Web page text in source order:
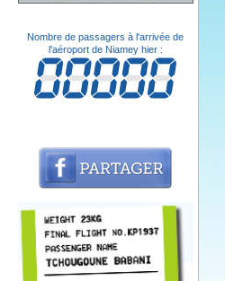
Nombre de passagers à l'arrivée de
l'aéroport de Niamey hier :